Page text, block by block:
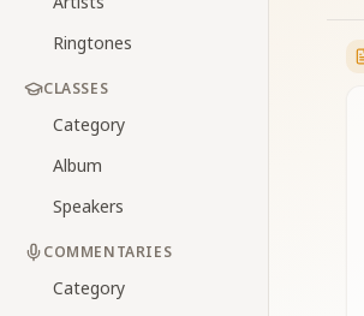
Ringtones
CLASSES
Category
Album
Speakers
COMMENTARIES
Category